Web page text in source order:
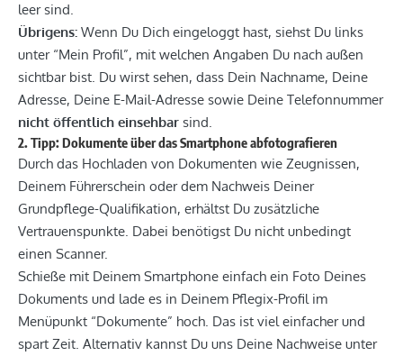
leer sind.
Übrigens: Wenn Du Dich eingeloggt hast, siehst Du links
unter “Mein Profil”, mit welchen Angaben Du nach außen
sichtbar bist. Du wirst sehen, dass Dein Nachname, Deine
Adresse, Deine E-Mail-Adresse sowie Deine Telefonnummer
nicht öffentlich einsehbar sind.
2. Tipp: Dokumente über das Smartphone abfotografieren
Durch das Hochladen von Dokumenten wie Zeugnissen,
Deinem Führerschein oder dem Nachweis Deiner
Grundpflege-Qualifikation, erhältst Du zusätzliche
Vertrauenspunkte. Dabei benötigst Du nicht unbedingt
einen Scanner.
Schieße mit Deinem Smartphone einfach ein Foto Deines
Dokuments und lade es in Deinem Pflegix-Profil im
Menüpunkt “Dokumente” hoch. Das ist viel einfacher und
spart Zeit. Alternativ kannst Du uns Deine Nachweise unter